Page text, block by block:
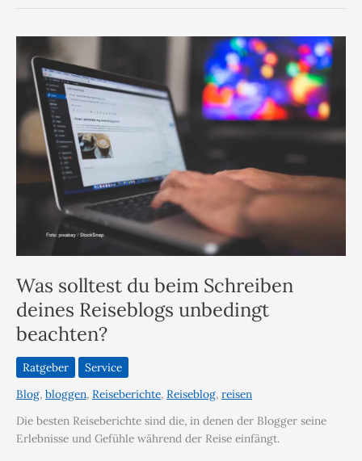
Was solltest du beim Schreiben
deines Reiseblogs unbedingt
beachten?
Ratgeber
Service
Blog, bloggen, Reiseberichte, Reiseblog, reisen
Die besten Reiseberichte sind die, in denen der Blogger seine
Erlebnisse und Gefühle während der Reise einfängt.